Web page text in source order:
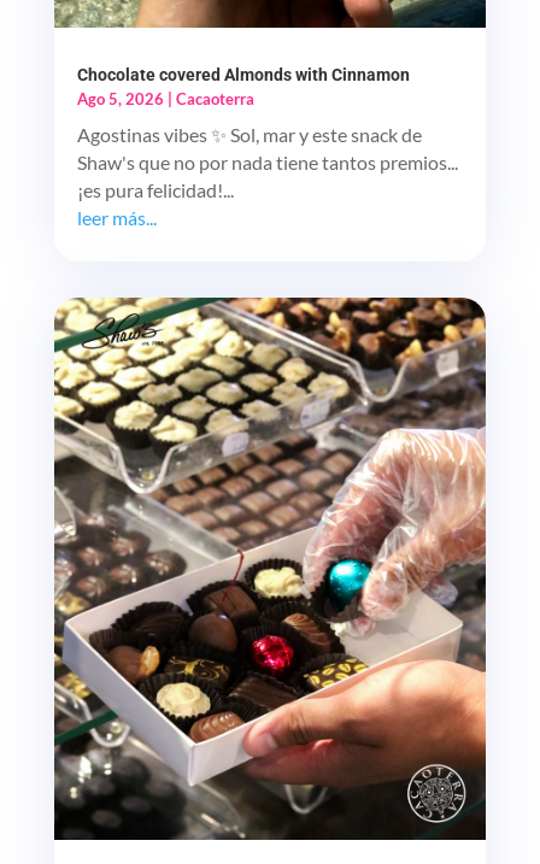
Chocolate covered Almonds with Cinnamon
Ago 5, 2026
Cacaoterra
Agostinas vibes ✨ Sol, mar y este snack de
Shaw's que no por nada tiene tantos premios...
¡es pura felicidad!...
leer más...